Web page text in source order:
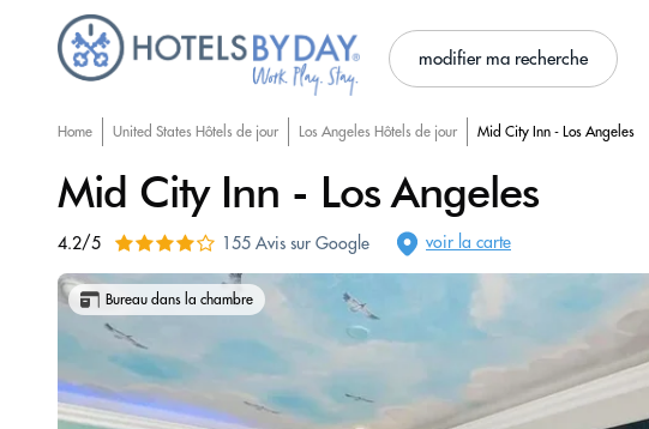
modifier ma recherche
Home United States Hôtels de jour Los Angeles Hôtels de jour Mid City Inn - Los Angeles
Mid City Inn - Los Angeles
4.2/5 155 Avis sur Google voir la carte
Bureau dans la chambre